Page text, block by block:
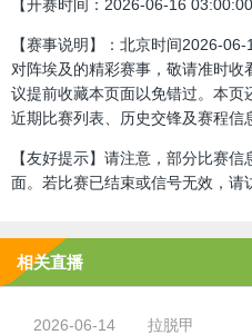
【开赛时间：2026-06-16 03:00:00
【赛事说明】：北京时间2026-
对阵埃及的精彩赛事，敬请准时
议提前收藏本页面以免错过。本页
近期比赛列表、历史交锋及赛程信
【友好提示】请注意，部分比赛
面。若比赛已结束或信号无效，请
相关直播
2026-06-14
拉脱甲